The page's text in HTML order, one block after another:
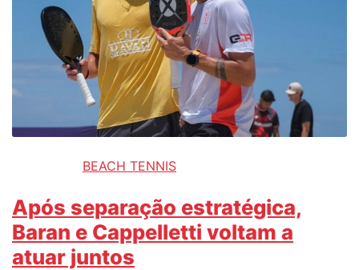
BEACH TENNIS
Após separação estratégica,
Baran e Cappelletti voltam a
atuar juntos